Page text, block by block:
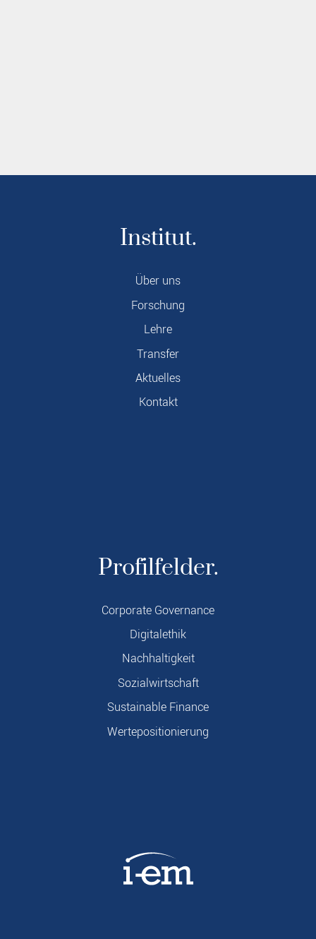
Institut.
Über uns
Forschung
Lehre
Transfer
Aktuelles
Kontakt
Profilfelder.
Corporate Governance
Digitalethik
Nachhaltigkeit
Sozialwirtschaft
Sustainable Finance
Wertepositionierung